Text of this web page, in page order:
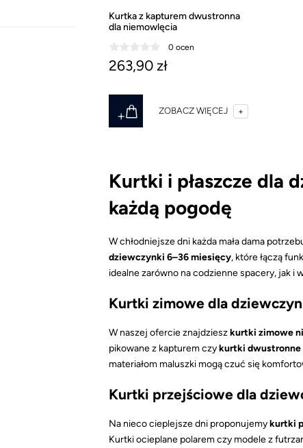
Kurtka z kapturem dwustronna
dla niemowlęcia
0 ocen
263,90 zł
ZOBACZ WIĘCEJ
Kurtki i płaszcze dla
każdą pogodę
W chłodniejsze dni każda mała dama
dziewczynki 6–36 miesięcy, które łączą
idealne zarówno na codzienne spacery, jak i
Kurtki zimowe dla
W naszej ofercie znajdzieszkurtki zimowe
pikowane z kapturem czykurtki
materiałom maluszki mogą czuć się
Kurtki przejściowe dla
Na nieco cieplejsze dni proponujemykurtki
Kurtki ocieplane polarem czy modele z